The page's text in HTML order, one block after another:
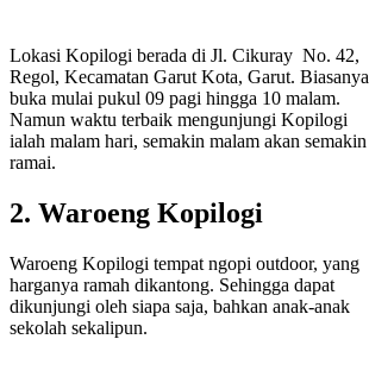
Lokasi Kopilogi berada di Jl. Cikuray No. 42,
Regol, Kecamatan Garut Kota, Garut. Biasanya
buka mulai pukul 09 pagi hingga 10 malam.
Namun waktu terbaik mengunjungi Kopilogi
ialah malam hari, semakin malam akan semakin
ramai.
2. Waroeng Kopilogi
Waroeng Kopilogi tempat ngopi outdoor, yang
harganya ramah dikantong. Sehingga dapat
dikunjungi oleh siapa saja, bahkan anak-anak
sekolah sekalipun.